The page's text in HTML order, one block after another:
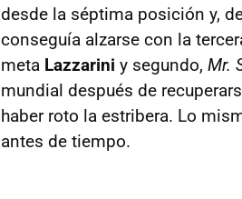
desde la séptima posición y,
conseguía alzarse con la
meta Lazzarini y segundo, Mr.
mundial después de
haber roto la estribera. Lo
antes de tiempo.